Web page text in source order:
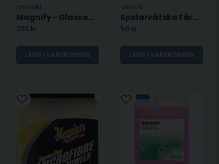
TERSHINE
Magnify - Glascoating 30ML
299 kr
LÄGG I VARUKORGEN
LAHEGA
Spolarvätska Färdigblandad -18C / 3 Liter
56 kr
LÄGG I VARUKORGEN